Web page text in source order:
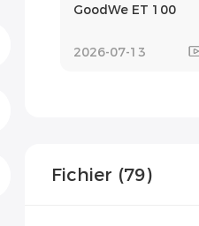
GoodWe ET 100
2026-07-13
Fichier (79)